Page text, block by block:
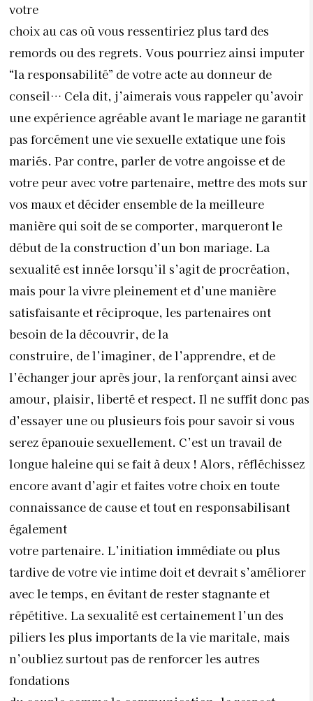
votre
choix au cas où vous ressentiriez plus tard des
remords ou des regrets. Vous pourriez ainsi imputer
“la responsabilité” de votre acte au donneur de
conseil… Cela dit, j’aimerais vous rappeler qu’avoir
une expérience agréable avant le mariage ne garantit
pas forcément une vie sexuelle extatique une fois
mariés. Par contre, parler de votre angoisse et de
votre peur avec votre partenaire, mettre des mots sur
vos maux et décider ensemble de la meilleure
manière qui soit de se comporter, marqueront le
début de la construction d’un bon mariage. La
sexualité est innée lorsqu’il s’agit de procréation,
mais pour la vivre pleinement et d’une manière
satisfaisante et réciproque, les partenaires ont
besoin de la découvrir, de la
construire, de l’imaginer, de l’apprendre, et de
l’échanger jour après jour, la renforçant ainsi avec
amour, plaisir, liberté et respect. Il ne suffit donc pas
d’essayer une ou plusieurs fois pour savoir si vous
serez épanouie sexuellement. C’est un travail de
longue haleine qui se fait à deux ! Alors, réfléchissez
encore avant d’agir et faites votre choix en toute
connaissance de cause et tout en responsabilisant
également
votre partenaire. L’initiation immédiate ou plus
tardive de votre vie intime doit et devrait s’améliorer
avec le temps, en évitant de rester stagnante et
répétitive. La sexualité est certainement l’un des
piliers les plus importants de la vie maritale, mais
n’oubliez surtout pas de renforcer les autres
fondations